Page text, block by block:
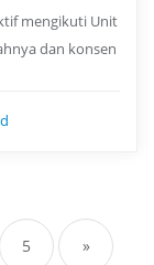
mengikuti Unit
dan konsen
5 »